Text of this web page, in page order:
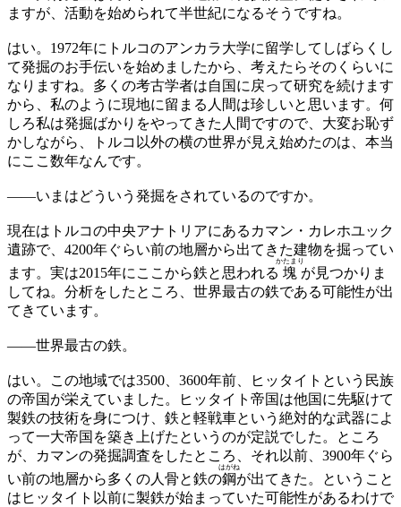
ますが、活動を始められて半世紀になるそうですね。
はい。1972年にトルコのアンカラ大学に留学してしばらくし
て発掘のお手伝いを始めましたから、考えたらそのくらいに
なりますね。多くの考古学者は自国に戻って研究を続けます
から、私のように現地に留まる人間は珍しいと思います。何
しろ私は発掘ばかりをやってきた人間ですので、大変お恥ず
かしながら、トルコ以外の横の世界が見え始めたのは、本当
にここ数年なんです。
——いまはどういう発掘をされているのですか。
現在はトルコの中央アナトリアにあるカマン・カレホユック
遺跡で、4200年ぐらい前の地層から出てきた建物を掘ってい
ます。実は2015年にここから鉄と思われる 塊
かたまり
が見つかりま
してね。分析をしたところ、世界最古の鉄である可能性が出
てきています。
——世界最古の鉄。
はい。この地域では3500、3600年前、ヒッタイトという民族
の帝国が栄えていました。ヒッタイト帝国は他国に先駆けて
製鉄の技術を身につけ、鉄と軽戦車という絶対的な武器によ
って一大帝国を築き上げたというのが定説でした。ところ
が、カマンの発掘調査をしたところ、それ以前、3900年ぐら
い前の地層から多くの人骨と鉄の鋼
はがね
が出てきた。ということ
はヒッタイト以前に製鉄が始まっていた可能性があるわけで